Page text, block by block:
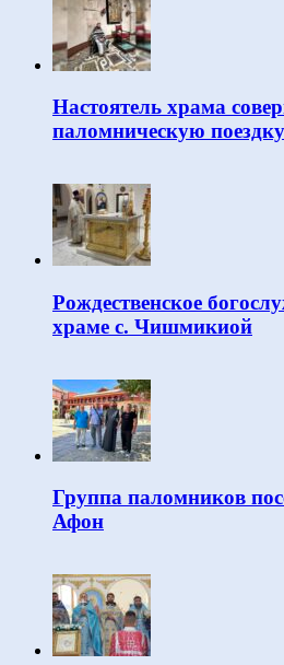
Настоятель храма
паломническую
Рождественское
храме с. Чишмикиой
Группа паломников
Афон